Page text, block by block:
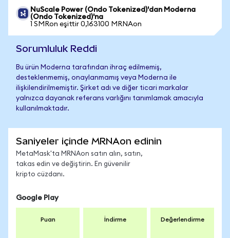
NuScale Power (Ondo Tokenized)'dan Moderna
(Ondo Tokenized)'na
1 SMRon eşittir 0,163100 MRNAon
Sorumluluk Reddi
Bu ürün Moderna tarafından ihraç edilmemiş,
desteklenmemiş, onaylanmamış veya Moderna ile
ilişkilendirilmemiştir. Şirket adı ve diğer ticari markalar
yalnızca dayanak referans varlığını tanımlamak amacıyla
kullanılmaktadır.
Saniyeler içinde MRNAon edinin
MetaMask'ta MRNAon satın alın, satın,
takas edin ve değiştirin. En güvenilir
kripto cüzdanı.
Google Play
Puan İndirme Değerlendirme